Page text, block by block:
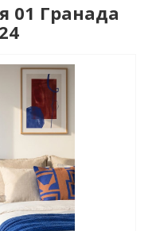
01 Гранада